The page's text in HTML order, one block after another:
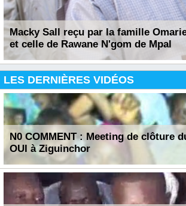
Macky Sall reçu par la famille
et celle de Rawane N'gom de Mpal
LES DERNIÈRES VIDÉOS
N0 COMMENT : Meeting de clôture
OUI à Ziguinchor